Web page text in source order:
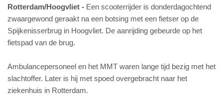
Rotterdam/Hoogvliet
Een scooterrijder is donderdagochtend
zwaargewond geraakt na een botsing met een fietser op de
Spijkenisserbrug in Hoogvliet. De aanrijding gebeurde op het
fietspad van de brug.
Ambulancepersoneel en het MMT waren lange tijd bezig met het
slachtoffer. Later is hij met spoed overgebracht naar het
ziekenhuis in Rotterdam.